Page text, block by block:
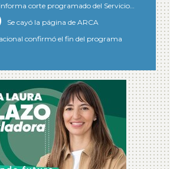
corte programado del Servicio…
Se cayó la página de ARCA
confirmó el fin del programa